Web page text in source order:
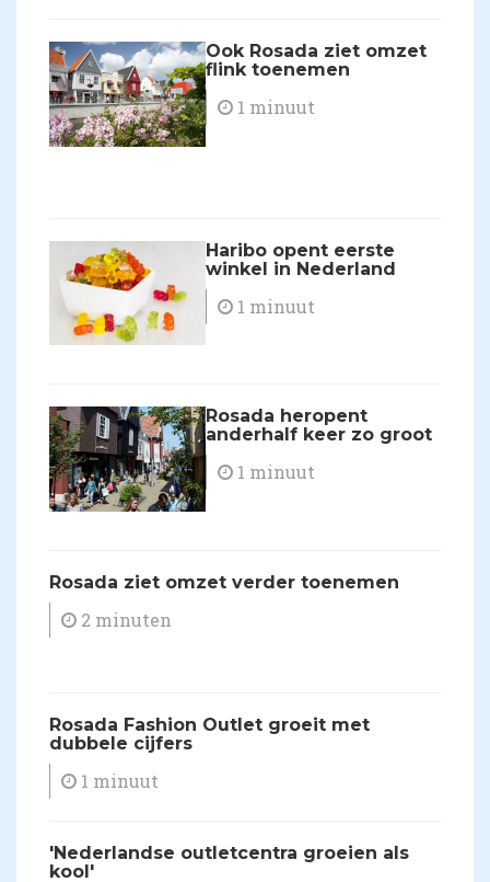
​Ook Rosada ziet omzet
flink toenemen
1 minuut
​Haribo opent eerste
winkel in Nederland
1 minuut
​Rosada heropent
anderhalf keer zo groot
1 minuut
​Rosada ziet omzet verder toenemen
2 minuten
Rosada Fashion Outlet groeit met
dubbele cijfers
1 minuut
'Nederlandse outletcentra groeien als
kool'